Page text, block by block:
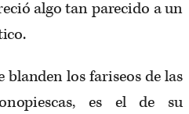
algo tan parecido a un
los fariseos de las
es el de su